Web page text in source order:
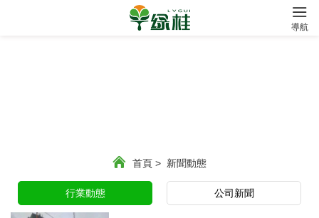
導航
首頁 > 新聞動態
行業動態 公司新聞